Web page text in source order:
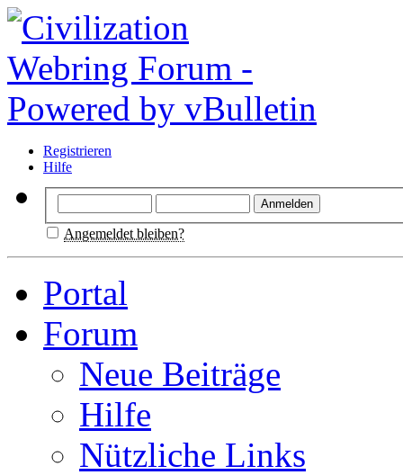
Registrieren
Hilfe
Angemeldet bleiben?
Portal
Forum
Neue Beiträge
Hilfe
Nützliche Links